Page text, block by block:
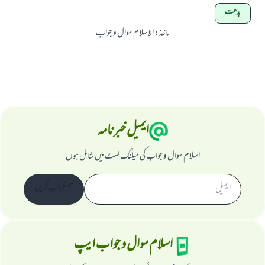
بدعت
ماخذ:الاسلام سوال و جواب
ایمیل خبرنامہ
اسلام سوال و جواب کی میلنگ لسٹ میں شامل ہوں
اسلام سوال و جواب ایپ